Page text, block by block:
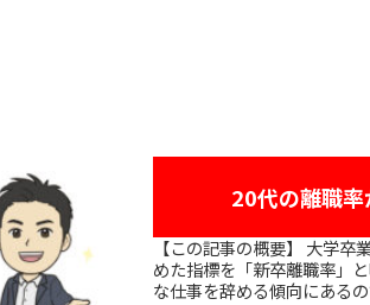
20代の離職
【この記事の概要】 大学卒業後、就職した企業を3年以内に辞めてしまう人の割合をまと
めた指標を「新卒離職率」
な仕事を辞める傾向にある